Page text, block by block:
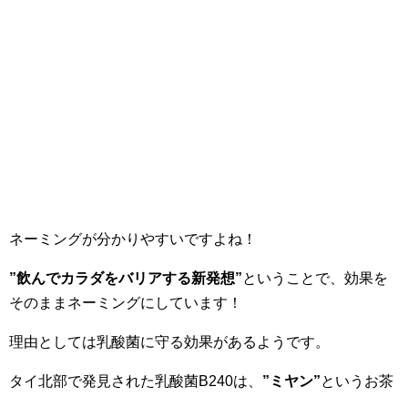
ネーミングが分かりやすいですよね！
”飲んでカラダをバリアする新発想”ということで、効果を
そのままネーミングにしています！
理由としては乳酸菌に守る効果があるようです。
タイ北部で発見された乳酸菌B240は、 ”ミヤン”というお茶